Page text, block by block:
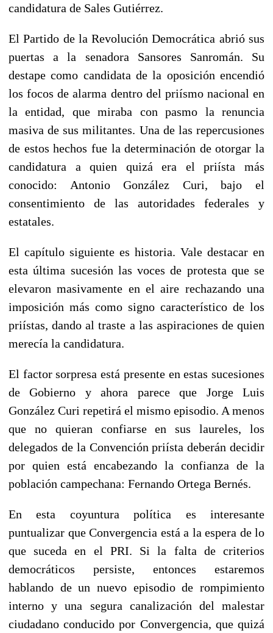
candidatura de Sales Gutiérrez.
El Partido de la Revolución Democrática abrió sus
puertas a la senadora Sansores Sanromán. Su
destape como candidata de la oposición encendió
los focos de alarma dentro del priísmo nacional en
la entidad, que miraba con pasmo la renuncia
masiva de sus militantes. Una de las repercusiones
de estos hechos fue la determinación de otorgar la
candidatura a quien quizá era el priísta más
conocido: Antonio González Curi, bajo el
consentimiento de las autoridades federales y
estatales.
El capítulo siguiente es historia. Vale destacar en
esta última sucesión las voces de protesta que se
elevaron masivamente en el aire rechazando una
imposición más como signo característico de los
priístas, dando al traste a las aspiraciones de quien
merecía la candidatura.
El factor sorpresa está presente en estas sucesiones
de Gobierno y ahora parece que Jorge Luis
González Curi repetirá el mismo episodio. A menos
que no quieran confiarse en sus laureles, los
delegados de la Convención priísta deberán decidir
por quien está encabezando la confianza de la
población campechana: Fernando Ortega Bernés.
En esta coyuntura política es interesante
puntualizar que Convergencia está a la espera de lo
que suceda en el PRI. Si la falta de criterios
democráticos persiste, entonces estaremos
hablando de un nuevo episodio de rompimiento
interno y una segura canalización del malestar
ciudadano conducido por Convergencia, que quizá